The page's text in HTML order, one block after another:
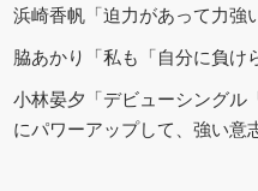
浜崎香帆「迫力があって力強
脇あかり「私も「自分に負け
小林晏夕「デビューシングル
にパワーアップして、強い意